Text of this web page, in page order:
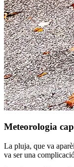
Meteorologia
La pluja, que va
va ser una